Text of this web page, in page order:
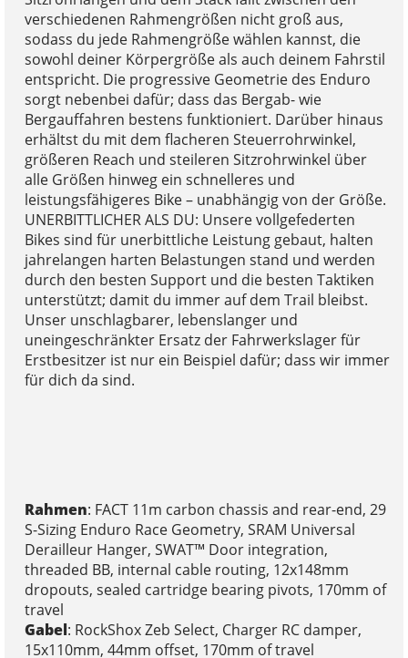
verschiedenen Rahmengrößen nicht groß aus,
sodass du jede Rahmengröße wählen kannst, die
sowohl deiner Körpergröße als auch deinem Fahrstil
entspricht. Die progressive Geometrie des Enduro
sorgt nebenbei dafür; dass das Bergab- wie
Bergauffahren bestens funktioniert. Darüber hinaus
erhältst du mit dem flacheren Steuerrohrwinkel,
größeren Reach und steileren Sitzrohrwinkel über
alle Größen hinweg ein schnelleres und
leistungsfähigeres Bike – unabhängig von der Größe.
UNERBITTLICHER ALS DU: Unsere vollgefederten
Bikes sind für unerbittliche Leistung gebaut, halten
jahrelangen harten Belastungen stand und werden
durch den besten Support und die besten Taktiken
unterstützt; damit du immer auf dem Trail bleibst.
Unser unschlagbarer, lebenslanger und
uneingeschränkter Ersatz der Fahrwerkslager für
Erstbesitzer ist nur ein Beispiel dafür; dass wir immer
für dich da sind.
Rahmen: FACT 11m carbon chassis and rear-end, 29
S-Sizing Enduro Race Geometry, SRAM Universal
Derailleur Hanger, SWAT™ Door integration,
threaded BB, internal cable routing, 12x148mm
dropouts, sealed cartridge bearing pivots, 170mm of
travel
Gabel: RockShox Zeb Select, Charger RC damper,
15x110mm, 44mm offset, 170mm of travel